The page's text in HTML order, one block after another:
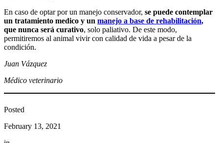
En caso de optar por un manejo conservador, se puede contemplar
un tratamiento medico y un manejo a base de rehabilitación,
que nunca será curativo, solo paliativo. De este modo,
permitiremos al animal vivir con calidad de vida a pesar de la
condición.
Juan Vázquez
Médico veterinario
Posted
February 13, 2021